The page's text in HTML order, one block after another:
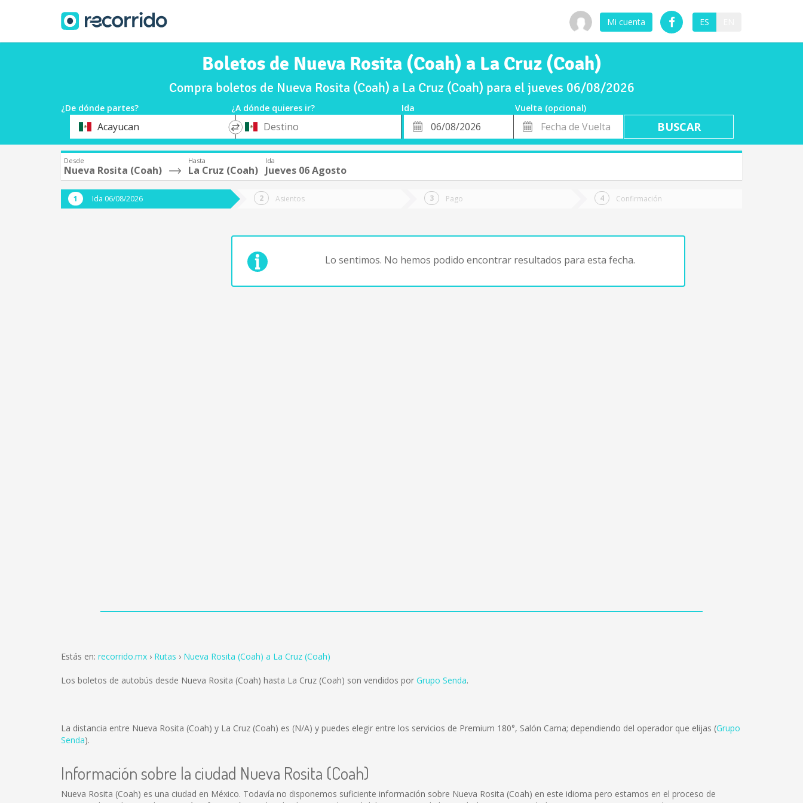
Mi cuenta ES
Boletos de Nueva Rosita (Coah) a La Cruz (Coah)
Compra boletos de Nueva Rosita (Coah) a La Cruz (Coah) para el jueves 06/08/2026
¿De dónde partes? ¿A dónde quieres ir? Ida
Vuelta (opcional)
OrigenAcayucan
*
Destino
Fecha
de
Fecha
de
Vuelta
Desde
Nueva Rosita (Coah)
Hasta
La Cruz (Coah)
Ida
Jueves 06 Agosto
Ida 06/08/2026 Asientos Pago Confirmación
Lo sentimos. No hemos podido encontrar resultados para esta fecha.
Estás en: recorrido.mx Rutas Nueva Rosita (Coah) a La Cruz (Coah)
Los boletos de autobús desde Nueva Rosita (Coah) hasta La Cruz (Coah) son vendidos por Grupo Senda.
La distancia entre Nueva Rosita (Coah) y La Cruz (Coah) es (N/A) y puedes elegir entre los servicios de Premium 180°, Salón Cama; dependiendo del operador que elijas (Grupo
Senda).
Información sobre la ciudad Nueva Rosita (Coah)
Nueva Rosita (Coah) es una ciudad en México. Todavía no disponemos suficiente información sobre Nueva Rosita (Coah) en este idioma pero estamos en el proceso de